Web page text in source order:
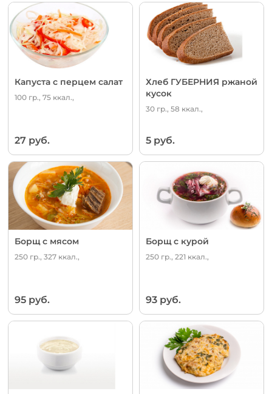
Капуста с перцем салат
100 гр., 75 ккал.,
27 руб.
Хлеб ГУБЕРНИЯ ржаной
кусок
30 гр., 58 ккал.,
5 руб.
Борщ с мясом
250 гр., 327 ккал.,
95 руб.
Борщ с курой
250 гр., 221 ккал.,
93 руб.